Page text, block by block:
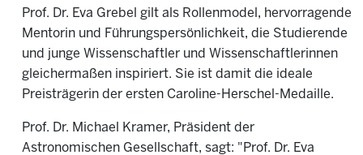
Prof. Dr. Eva Grebel gilt als Rollenmodel, hervorragende
Mentorin und Führungspersönlichkeit, die Studierende
und junge Wissenschaftler und Wissenschaftlerinnen
gleichermaßen inspiriert. Sie ist damit die ideale
Preisträgerin der ersten Caroline-Herschel-Medaille.
Prof. Dr. Michael Kramer, Präsident der
Astronomischen Gesellschaft, sagt: "Prof. Dr. Eva